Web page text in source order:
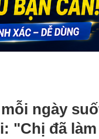
ngày
"Chị đã